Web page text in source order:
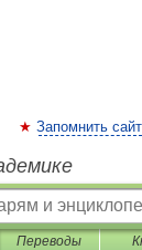
Запомнить сайт
Переводы